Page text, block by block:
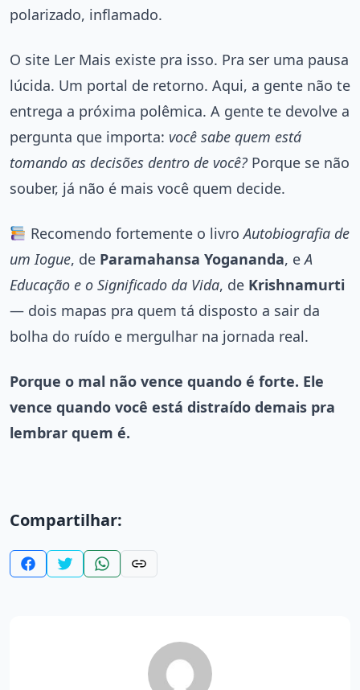
polarizado, inflamado.
O site Ler Mais existe pra isso. Pra ser uma pausa
lúcida. Um portal de retorno. Aqui, a gente não te
entrega a próxima polêmica. A gente te devolve a
pergunta que importa: você sabe quem está
tomando as decisões dentro de você? Porque se não
souber, já não é mais você quem decide.
Recomendo fortemente o livroAutobiografia de
um Iogue, de Paramahansa Yogananda, eA
Educação e o Significado da Vida, de Krishnamurti
— dois mapas pra quem tá disposto a sair da
bolha do ruído e mergulhar na jornada real.
Porque o mal não vence quando é forte. Ele
vence quando você está distraído demais pra
lembrar quem é.
Compartilhar: